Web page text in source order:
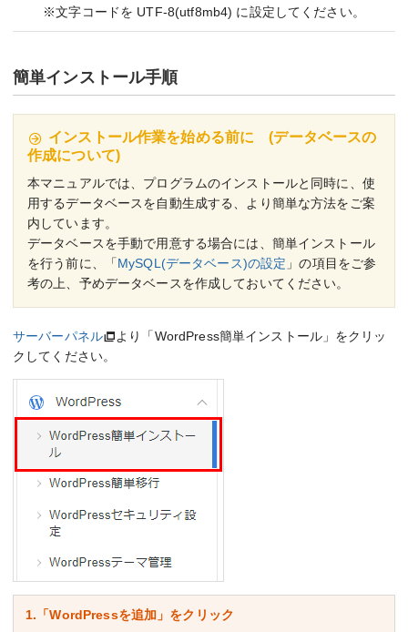
※文字コードを UTF-8(utf8mb4) に設定してください。
簡単インストール手順
インストール作業を始める前に (データベースの
作成について)
本マニュアルでは、プログラムのインストールと同時に、使
用するデータベースを自動生成する、より簡単な方法をご案
内しています。
データベースを手動で用意する場合には、簡単インストール
を行う前に、「MySQL(データベース)の設定 」の項目をご参
考の上、予めデータベースを作成しておいてください。
サーバーパネル
より「WordPress簡単インストール」をクリッ
クしてください。
1.「WordPressを追加」をクリック